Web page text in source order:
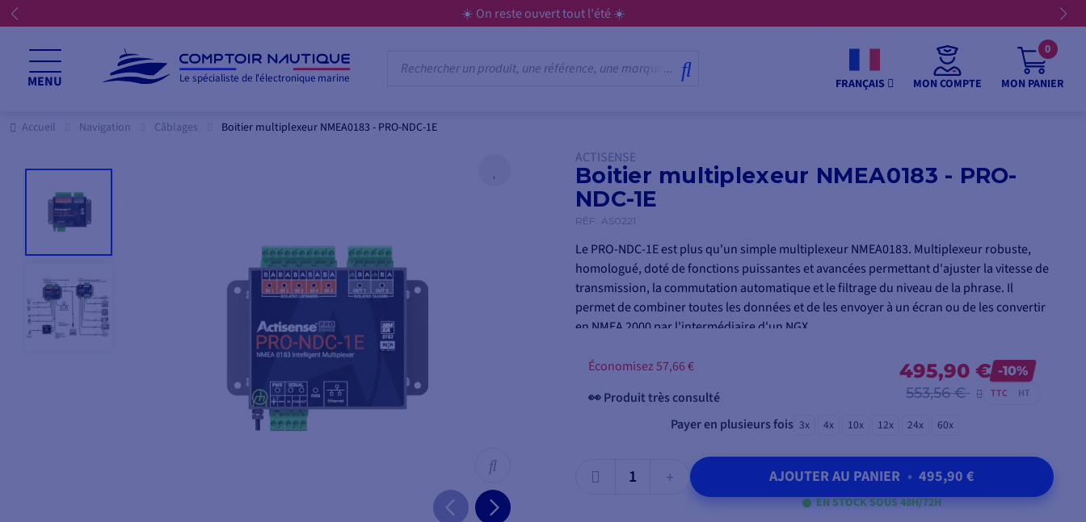
☀️ On reste ouvert tout l'été ☀️
MENU Le spécialiste de l'électronique marine FRANÇAIS MON COMPTE MON PANIER
0
Accueil Navigation Câblages Boitier multiplexeur NMEA0183 - PRO-NDC-1E
ACTISENSE
Boitier multiplexeur NMEA0183 - PRO-
NDC-1E
RÉF. AS0221
Le PRO-NDC-1E est plus qu'un simple multiplexeur NMEA0183. Multiplexeur robuste,
homologué, doté de fonctions puissantes et avancées permettant d'ajuster la vitesse de
transmission, la commutation automatique et le filtrage du niveau de la phrase. Il
permet de combiner toutes les données et de les envoyer à un écran ou de les convertir
en NMEA 2000 par l'intermédiaire d'un NGX.
495,90 € -10%
553,56 € TTC HT
Économisez 57,66 €
👀 Produit très consulté
Payer en plusieurs fois 3x 4x 10x 12x 24x 60x
AJOUTER AU PANIER • 495,90 €
EN STOCK SOUS 48H/72H